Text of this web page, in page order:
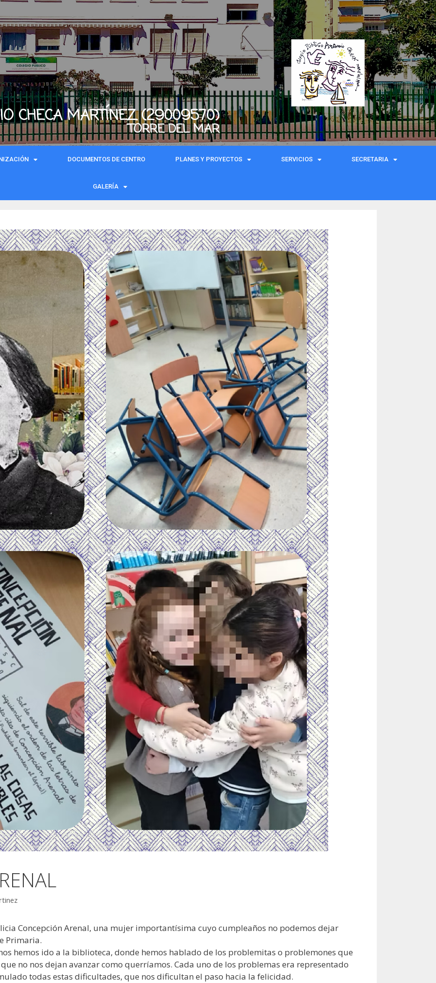
CHECA MARTÍNEZ (29009570)
TORRE DEL MAR
DOCUMENTOS DE CENTRO PLANES Y PROYECTOS SERVICIOS SECRETARIA
GALERÍA
Concepción Arenal, una mujer importantísima cuyo cumpleaños no podemos dejar
Primaria.
hemos ido a la biblioteca, donde hemos hablado de los problemitas o problemones que
no nos dejan avanzar como querríamos. Cada uno de los problemas era representado
todas estas dificultades, que nos dificultan el paso hacia la felicidad.